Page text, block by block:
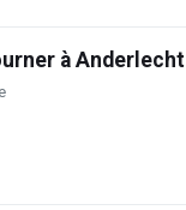
à Anderlecht